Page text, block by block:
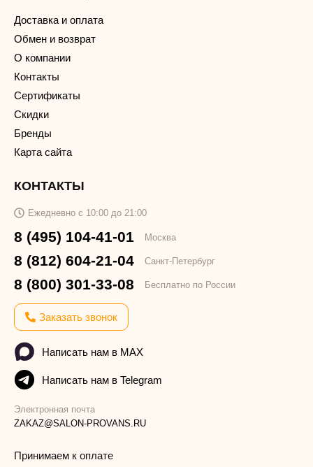
Доставка и оплата
Обмен и возврат
О компании
Контакты
Сертификаты
Скидки
Бренды
Карта сайта
КОНТАКТЫ
Ежедневно с 10:00 до 21:00
8 (495) 104-41-01 Москва
8 (812) 604-21-04 Санкт-Петербург
8 (800) 301-33-08 Бесплатно по России
Заказать звонок
Написать нам в MAX
Написать нам в Telegram
Электронная почта
ZAKAZ@SALON-PROVANS.RU
Принимаем к оплате